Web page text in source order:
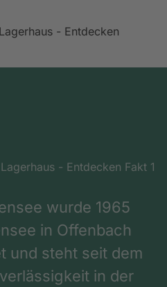
wurde 1965
in Offenbach
und steht seit dem
in der